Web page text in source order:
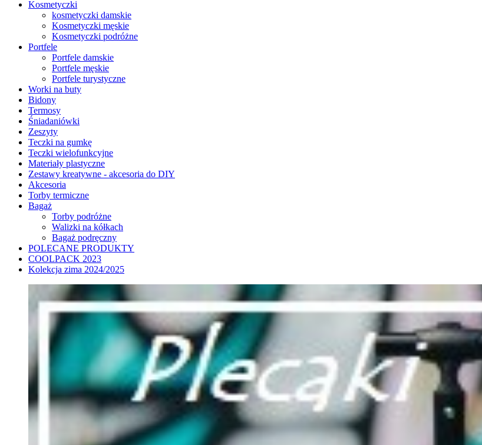
Kosmetyczki
kosmetyczki damskie
Kosmetyczki męskie
Kosmetyczki podróżne
Portfele
Portfele damskie
Portfele męskie
Portfele turystyczne
Worki na buty
Bidony
Termosy
Śniadaniówki
Zeszyty
Teczki na gumkę
Teczki wielofunkcyjne
Materiały plastyczne
Zestawy kreatywne - akcesoria do DIY
Akcesoria
Torby termiczne
Bagaż
Torby podróżne
Walizki na kółkach
Bagaż podręczny
POLECANE PRODUKTY
COOLPACK 2023
Kolekcja zima 2024/2025